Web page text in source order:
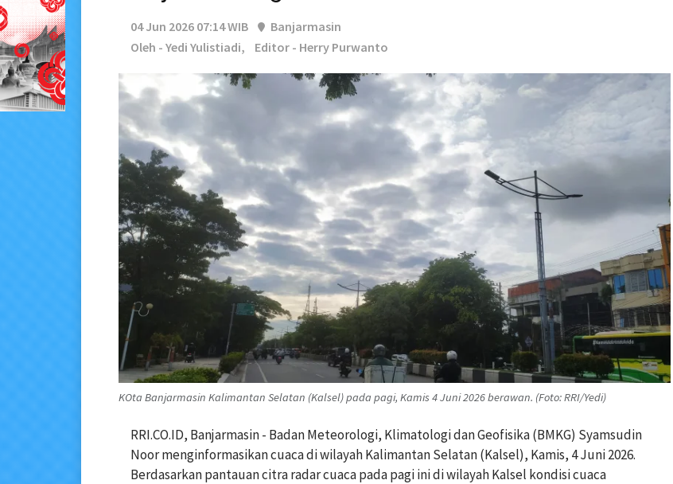
04 Jun 2026 07:14 WIB
Banjarmasin
Oleh - Yedi Yulistiadi,
Editor - Herry Purwanto
KOta Banjarmasin Kalimantan Selatan (Kalsel) pada pagi, Kamis 4 Juni 2026 berawan. (Foto: RRI/Yedi)
RRI.CO.ID, Banjarmasin - Badan Meteorologi, Klimatologi dan Geofisika (BMKG) Syamsudin
Noor menginformasikan cuaca di wilayah Kalimantan Selatan (Kalsel), Kamis, 4 Juni 2026.
Berdasarkan pantauan citra radar cuaca pada pagi ini di wilayah Kalsel kondisi cuaca